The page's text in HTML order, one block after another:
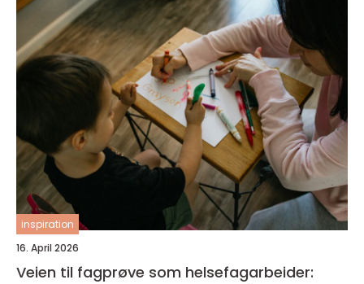
inspiration
16. April 2026
Veien til fagprøve som helsefagarbeider: